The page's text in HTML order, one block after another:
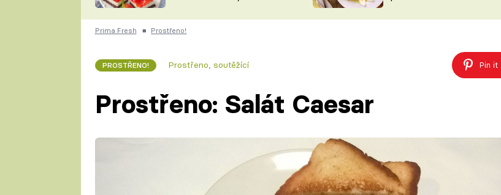
ČESKO NA TALÍŘI
KUCHAŘKA
VYCHYTÁVKY
Prima Fresh ■ Prostřeno!
PROSTŘENO! Prostřeno, soutěžící Pin it
Prostřeno: Salát Caesar